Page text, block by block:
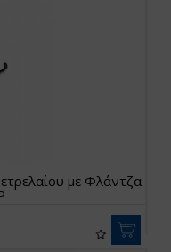
με Φλάντζα